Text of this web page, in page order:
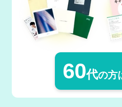
60代の方